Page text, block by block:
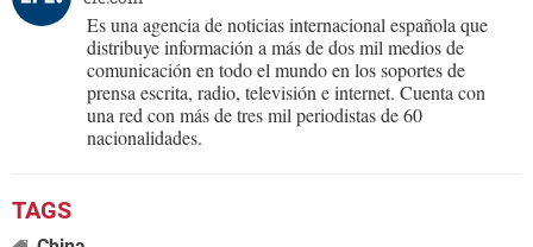
Es una agencia de noticias internacional española que
distribuye información a más de dos mil medios de
comunicación en todo el mundo en los soportes de
prensa escrita, radio, televisión e internet. Cuenta con
una red con más de tres mil periodistas de 60
nacionalidades.